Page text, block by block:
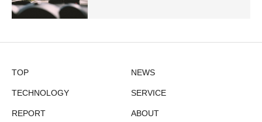
TOP NEWS
TECHNOLOGY SERVICE
REPORT ABOUT